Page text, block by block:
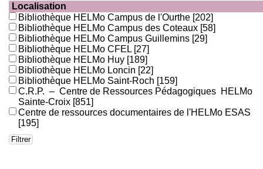
Localisation
Bibliothèque HELMo Campus de l'Ourthe [202]
Bibliothèque HELMo Campus des Coteaux [58]
Bibliothèque HELMo Campus Guillemins [29]
Bibliothèque HELMo CFEL [27]
Bibliothèque HELMo Huy [189]
Bibliothèque HELMo Loncin [22]
Bibliothèque HELMo Saint-Roch [159]
C.R.P. – Centre de Ressources Pédagogiques HELMo
Sainte-Croix [851]
Centre de ressources documentaires de l'HELMo ESAS
[195]